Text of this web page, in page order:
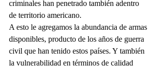
criminales han penetrado también adentro
de territorio americano.
A esto le agregamos la abundancia de armas
disponibles, producto de los años de guerra
civil que han tenido estos países. Y también
la vulnerabilidad en términos de calidad